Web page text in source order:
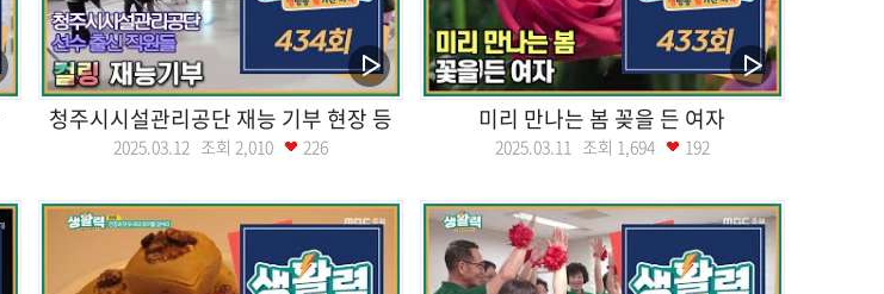
청주시시설관리공단 재능 기부 현장 등
2025.03.12 조회 2,010 226
미리 만나는 봄 꽂을 든 여자
2025.03.11 조회 1,694 192